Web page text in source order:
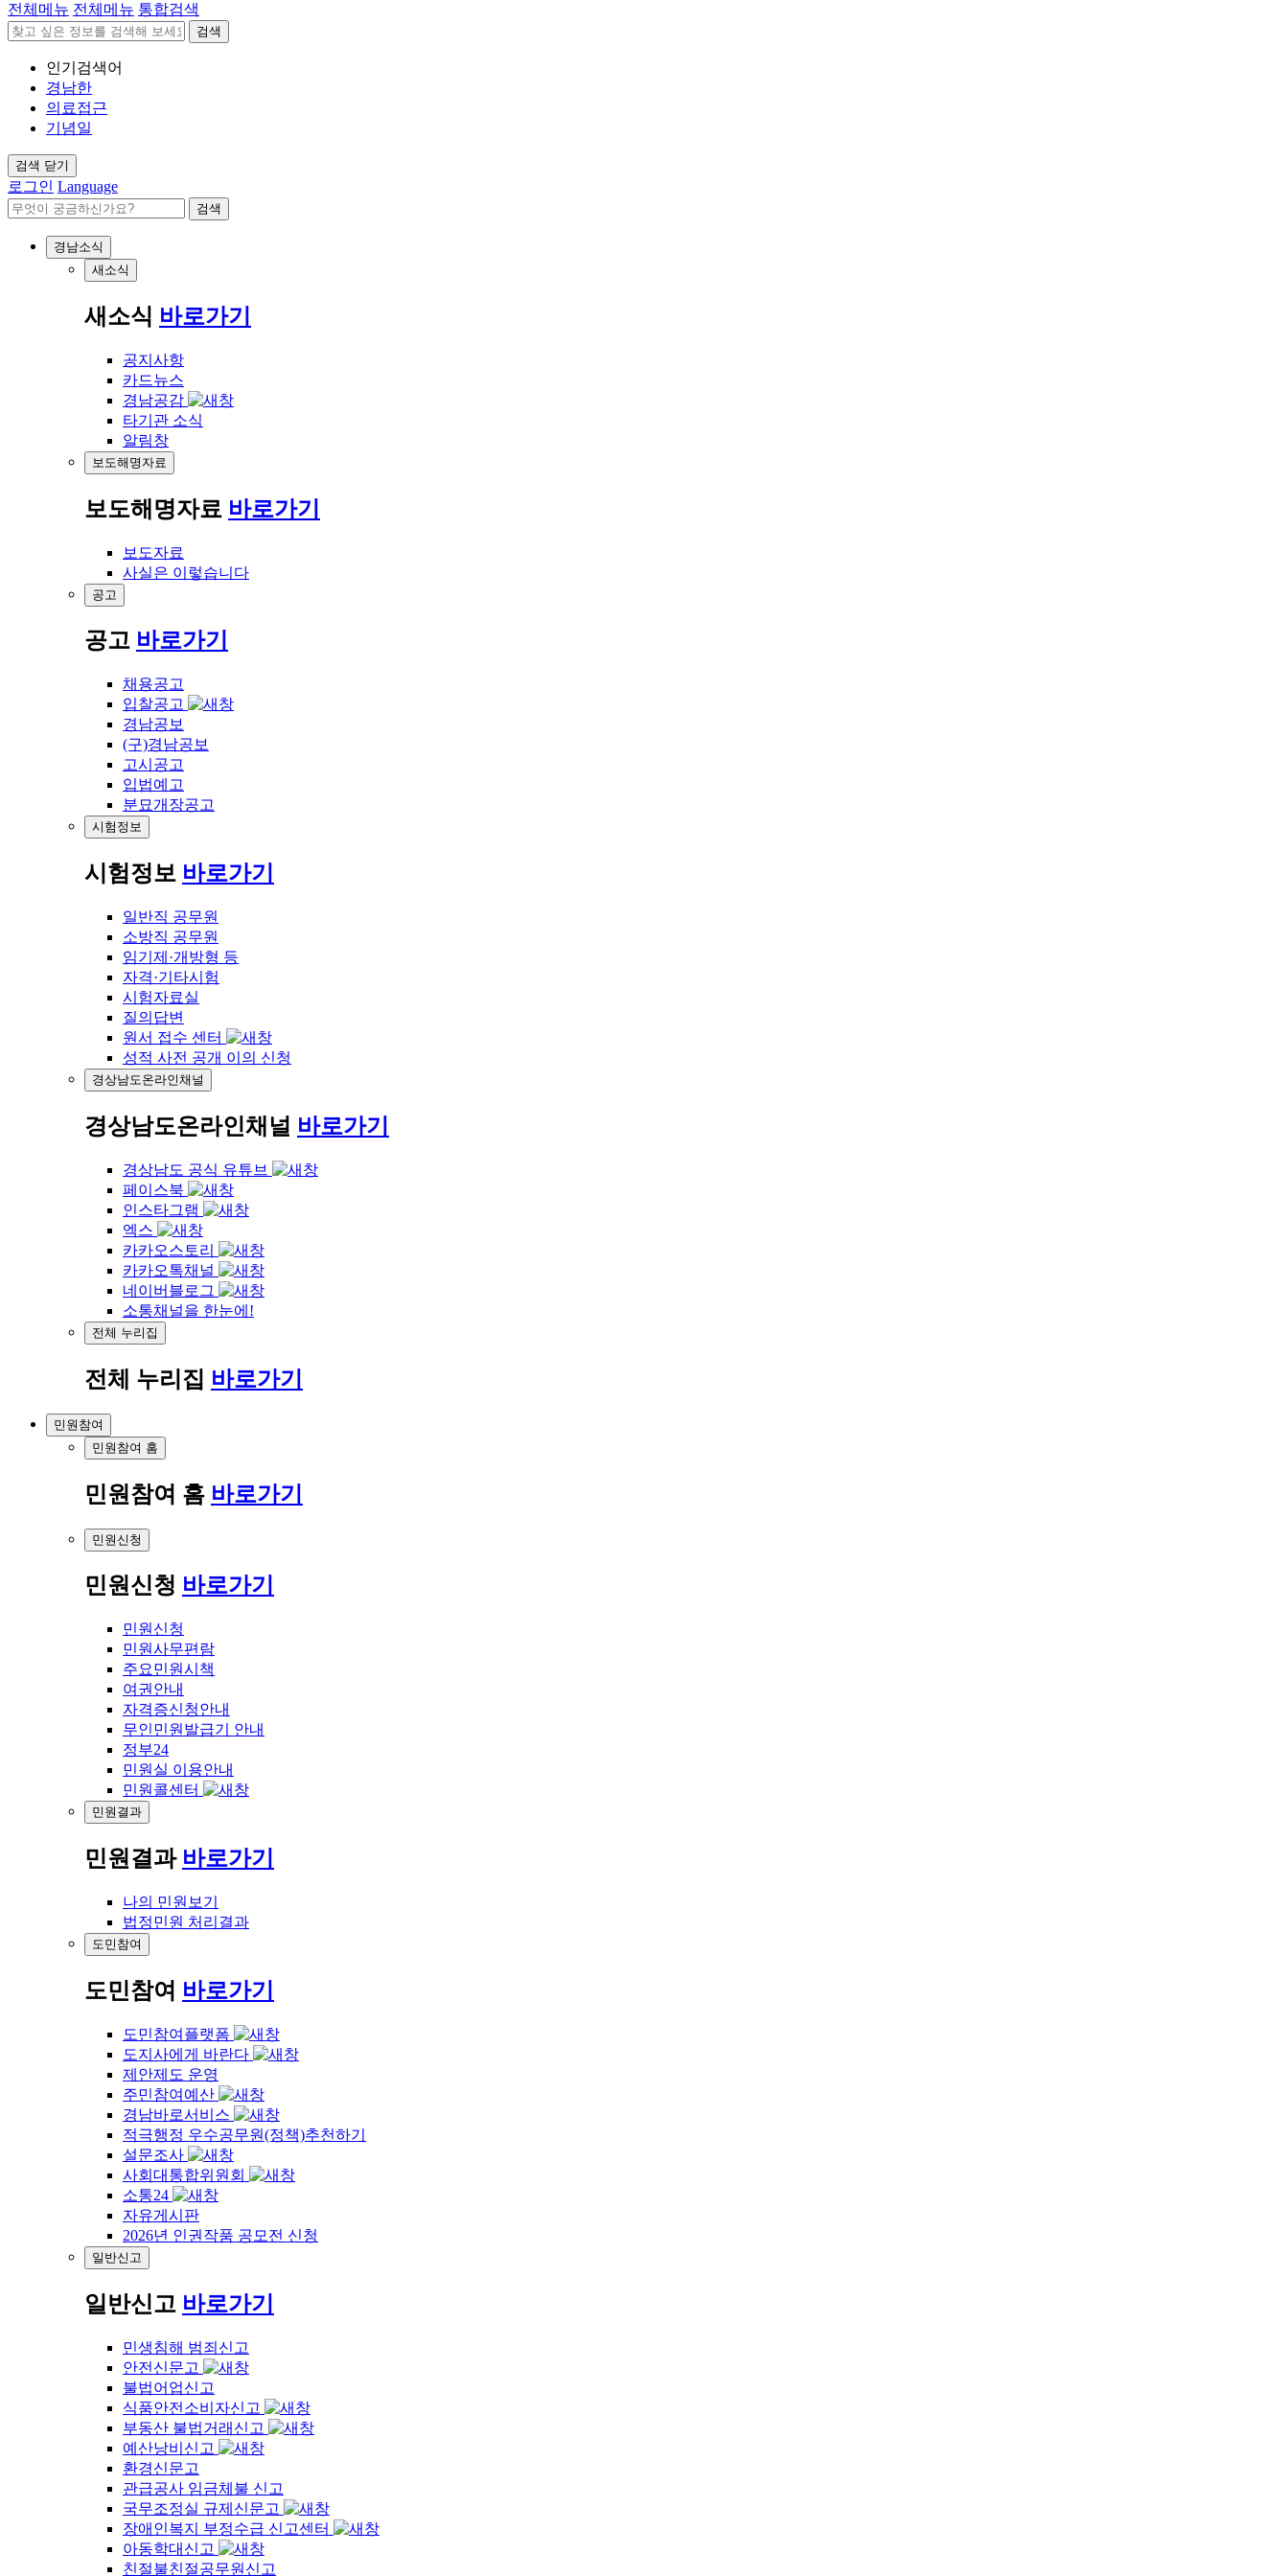
전체메뉴 전체메뉴 통합검색
검색
인기검색어
경남한
의료접근
기념일
검색 닫기
로그인 Language
검색
경남소식
새소식
새소식 바로가기
공지사항
카드뉴스
경남공감
타기관 소식
알림창
보도해명자료
보도해명자료 바로가기
보도자료
사실은 이렇습니다
공고
공고 바로가기
채용공고
입찰공고
경남공보
(구)경남공보
고시공고
입법예고
분묘개장공고
시험정보
시험정보 바로가기
일반직 공무원
소방직 공무원
임기제·개방형 등
자격·기타시험
시험자료실
질의답변
원서 접수 센터
성적 사전 공개 이의 신청
경상남도온라인채널
경상남도온라인채널 바로가기
경상남도 공식 유튜브
페이스북
인스타그램
엑스
카카오스토리
카카오톡채널
네이버블로그
소통채널을 한눈에!
전체 누리집
전체 누리집 바로가기
민원참여
민원참여 홈
민원참여 홈 바로가기
민원신청
민원신청 바로가기
민원신청
민원사무편람
주요민원시책
여권안내
자격증신청안내
무인민원발급기 안내
정부24
민원실 이용안내
민원콜센터
민원결과
민원결과 바로가기
나의 민원보기
법정민원 처리결과
도민참여
도민참여 바로가기
도민참여플랫폼
도지사에게 바란다
제안제도 운영
주민참여예산
경남바로서비스
적극행정 우수공무원(정책)추천하기
설문조사
사회대통합위원회
소통24
자유게시판
2026년 인권작품 공모전 신청
일반신고
일반신고 바로가기
민생침해 범죄신고
안전신문고
불법어업신고
식품안전소비자신고
부동산 불법거래신고
예산낭비신고
환경신문고
관급공사 임금체불 신고
국무조정실 규제신문고
장애인복지 부정수급 신고센터
아동학대신고
친절불친절공무원신고